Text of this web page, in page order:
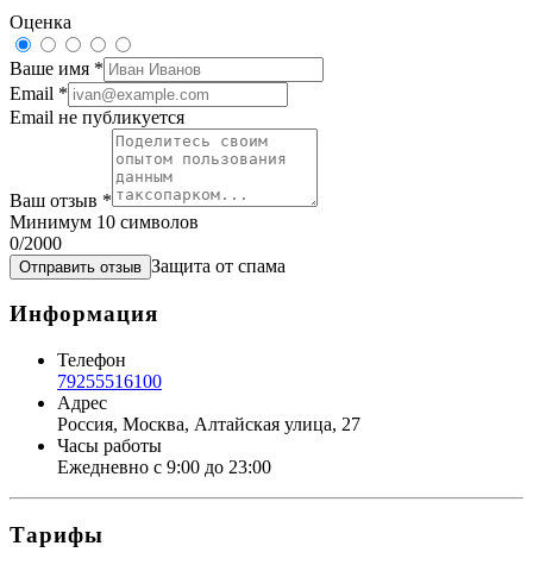
Оценка
Ваше имя *
Email *
Email не публикуется
Ваш отзыв *
Минимум 10 символов
0/2000
Отправить отзыв Защита от спама
Информация
Телефон
79255516100
Адрес
Россия, Москва, Алтайская улица, 27
Часы работы
Ежедневно с 9:00 до 23:00
Тарифы